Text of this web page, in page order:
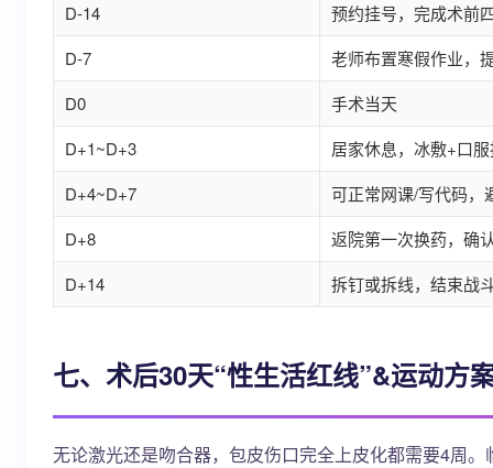
D-14
预约挂号，完成术前
D-7
老师布置寒假作业，
D0
手术当天
D+1~D+3
居家休息，冰敷+口
D+4~D+7
可正常网课/写代码，
D+8
返院第一次换药，确
D+14
拆钉或拆线，结束战
七、术后30天“性生活红线”&运动方
无论激光还是吻合器，包皮伤口完全上皮化都需要4周